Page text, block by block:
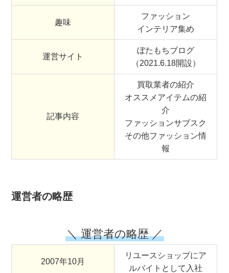
趣味
ファッション
インテリア集め
運営サイト
ぼたもちブログ
（2021.6.18開設）
記事内容
買取業者の紹介
オススメアイテムの紹
介
ファッションサブスク
その他ファッション情
報
運営者の略歴
＼ 運営者の略歴 ／
2007年10月
リユースショップにア
ルバイトとして入社